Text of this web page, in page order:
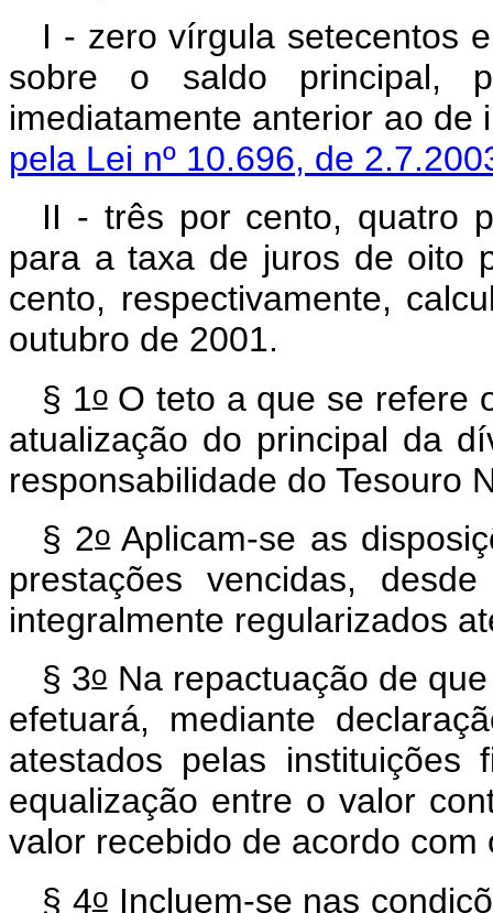
I - zero vírgula setecentos
sobre o saldo principal,
imediatamente anterior
pela Lei nº 10.696, de
II - três por cento, quatro
para a taxa de juros de oito
cento, respectivamente,
outubro de 2001.
§ 1oO teto a que se refere
atualização do principal da
responsabilidade do Tesouro
§ 2oAplicam-se as
prestações vencidas,
integralmente regularizados
§ 3oNa repactuação de
efetuará, mediante
atestados pelas instituições
equalização entre o valor
valor recebido de acordo
§ 4oIncluem-se nas